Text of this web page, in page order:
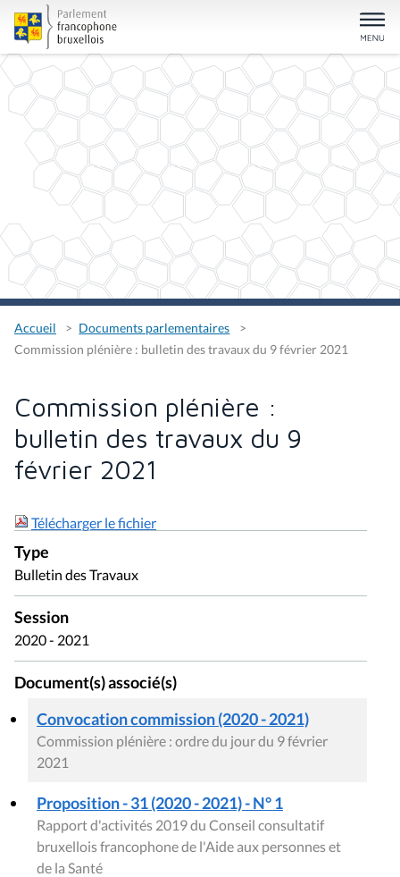
Accueil
Documents parlementaires
Commission plénière : bulletin des travaux du 9 février 2021
Commission plénière :
bulletin des travaux du 9
février 2021
Télécharger le fichier
Type
Bulletin des Travaux
Session
2020 - 2021
Document(s) associé(s)
Convocation commission (2020 - 2021)
Commission plénière : ordre du jour du 9 février
2021
Proposition - 31 (2020 - 2021) - N° 1
Rapport d'activités 2019 du Conseil consultatif
bruxellois francophone de l'Aide aux personnes et
de la Santé